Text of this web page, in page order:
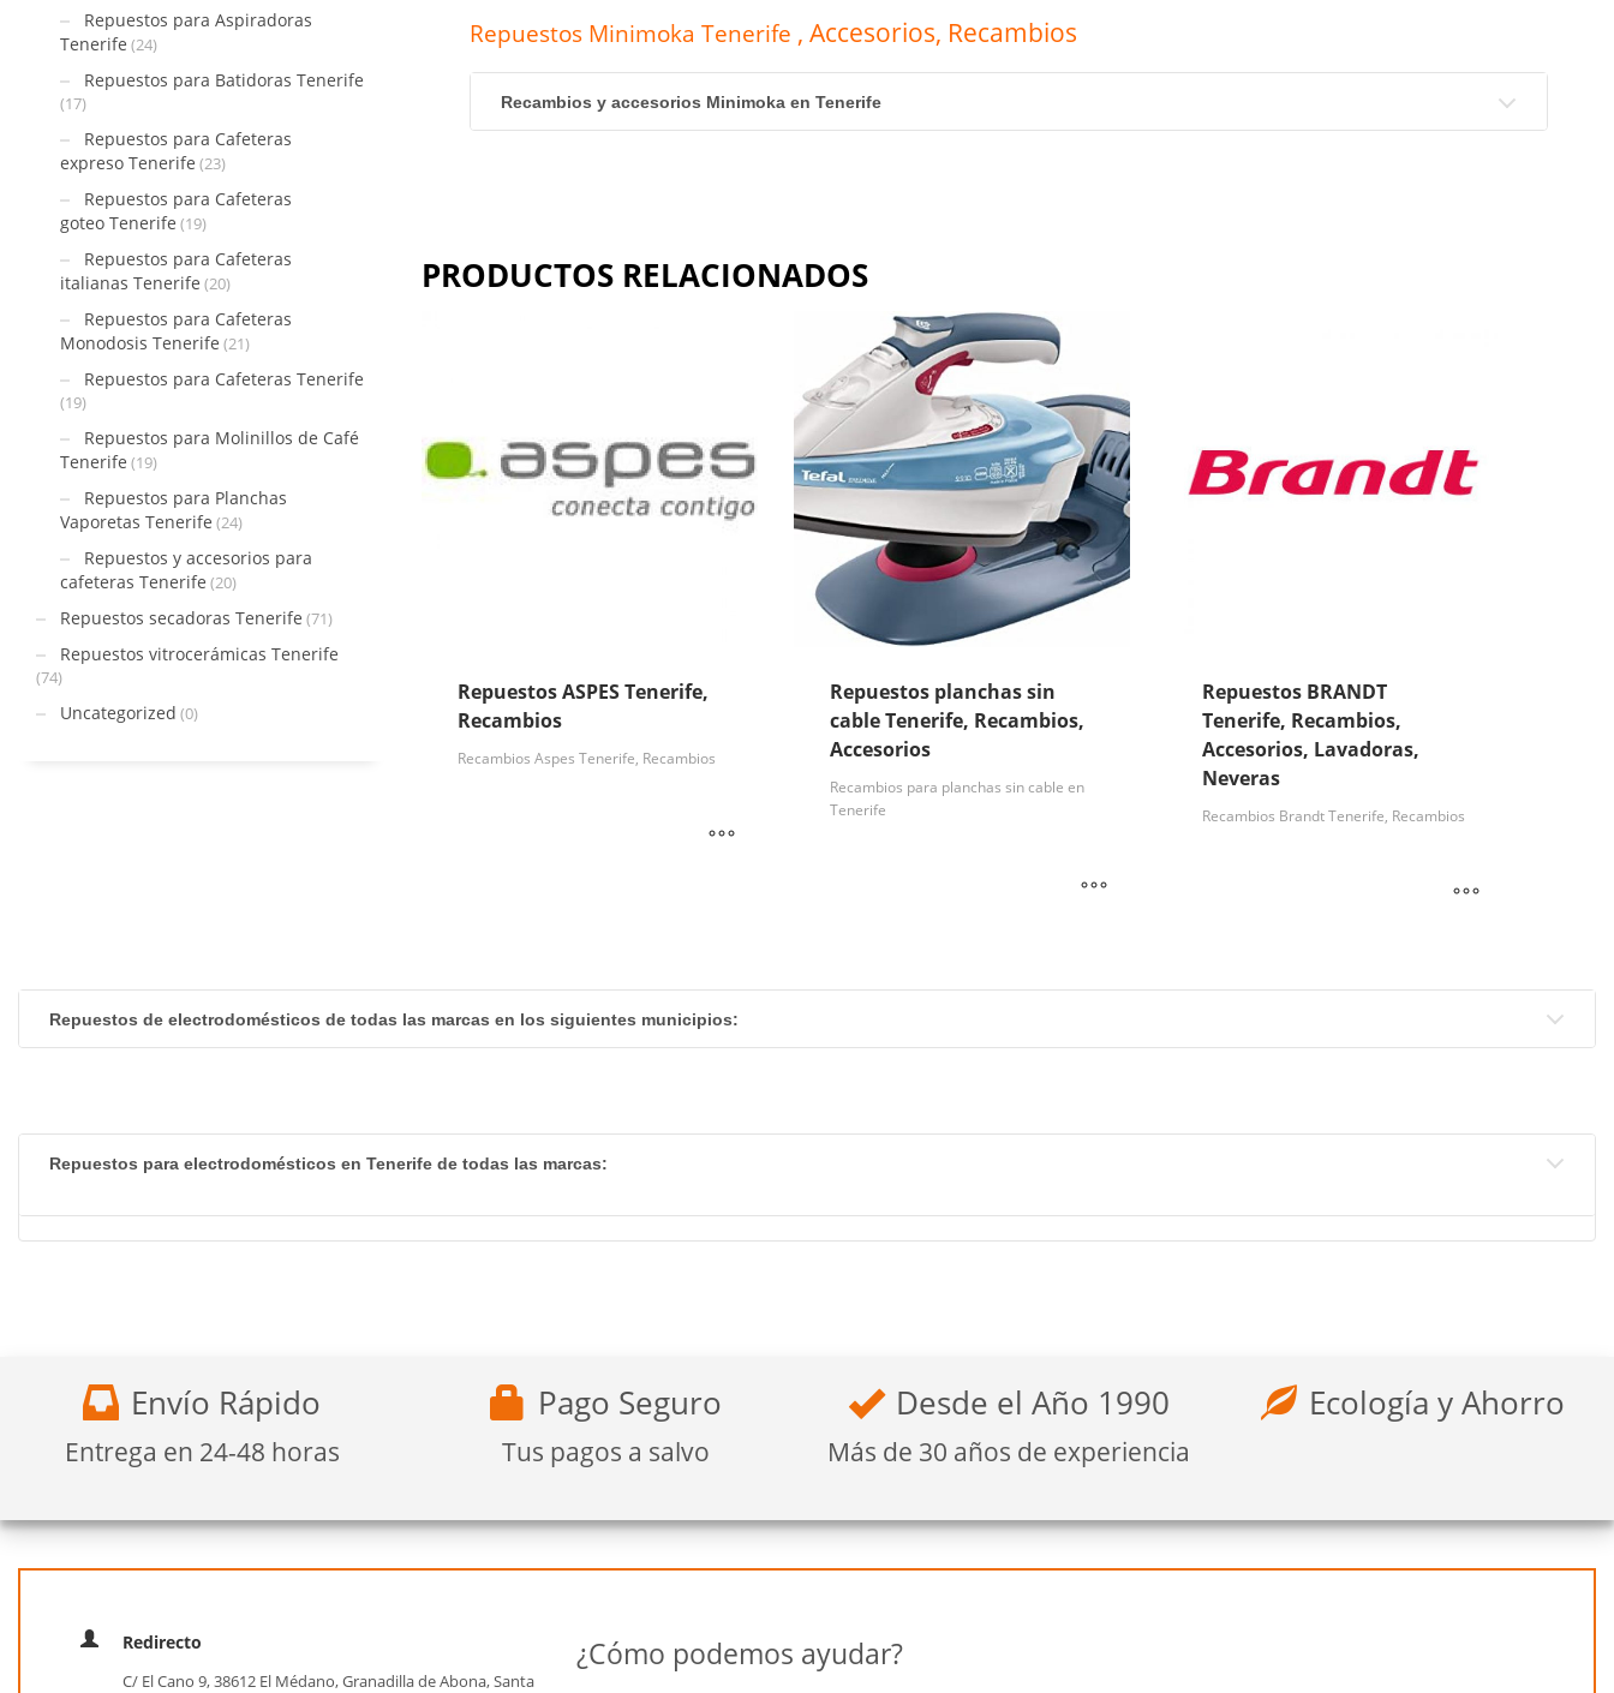
Repuestos Minimoka Tenerife , Accesorios, Recambios
Recambios y accesorios Minimoka en Tenerife
PRODUCTOS RELACIONADOS
Repuestos ASPES Tenerife,
Recambios
Recambios Aspes Tenerife, Recambios
Repuestos planchas sin
cable Tenerife, Recambios,
Accesorios
Recambios para planchas sin cable en
Tenerife
Repuestos BRANDT
Tenerife, Recambios,
Accesorios, Lavadoras,
Neveras
Recambios Brandt Tenerife, Recambios
Repuestos para Aspiradoras
Tenerife (24)
Repuestos para Batidoras Tenerife
(17)
Repuestos para Cafeteras
expreso Tenerife (23)
Repuestos para Cafeteras
goteo Tenerife (19)
Repuestos para Cafeteras
italianas Tenerife (20)
Repuestos para Cafeteras
Monodosis Tenerife (21)
Repuestos para Cafeteras Tenerife
(19)
Repuestos para Molinillos de Café
Tenerife (19)
Repuestos para Planchas
Vaporetas Tenerife (24)
Repuestos y accesorios para
cafeteras Tenerife (20)
Repuestos secadoras Tenerife (71)
Repuestos vitrocerámicas Tenerife
(74)
Uncategorized (0)
Repuestos de electrodomésticos de todas las marcas en los siguientes municipios:
Repuestos para electrodomésticos en Tenerife de todas las marcas:
Envío Rápido
Entrega en 24-48 horas
Pago Seguro
Tus pagos a salvo
Desde el Año 1990
Más de 30 años de experiencia
Ecología y Ahorro
Redirecto
C/ El Cano 9, 38612 El Médano, Granadilla de Abona, Santa
¿Cómo podemos ayudar?